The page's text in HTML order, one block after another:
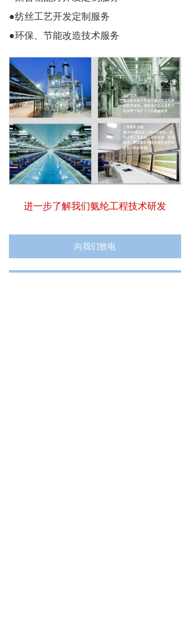
●纺丝工艺开发定制服务
●环保、节能改造技术服务
进一步了解我们氨纶工程技术研发
向我们致电